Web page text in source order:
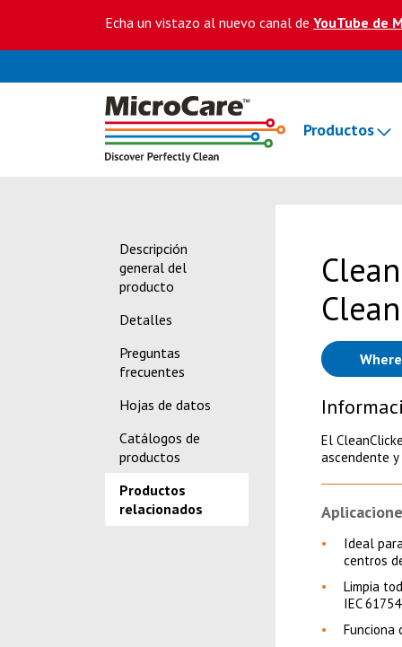
Echa un vistazo al nuevo canal de YouTube de
Productos
Descripción
general del
producto
Detalles
Preguntas
frecuentes
Hojas de datos
Catálogos de
productos
Productos
relacionados
El
ascendente
Ideal
centros
Limpia
IEC
Funciona